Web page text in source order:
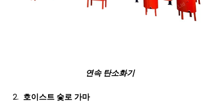
연속 탄소화기
호이스트 숯로 가마